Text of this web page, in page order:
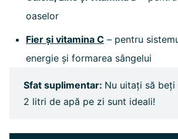
oaselor
Fier și vitamina C – pentru
energie și formarea sângelui
Sfat suplimentar: Nu uitați să beți
2 litri de apă pe zi sunt ideali!